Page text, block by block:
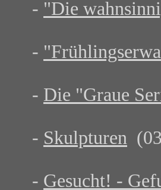
- "Die
-
- Die "Graue
- Skulpturen
- Gesucht! -